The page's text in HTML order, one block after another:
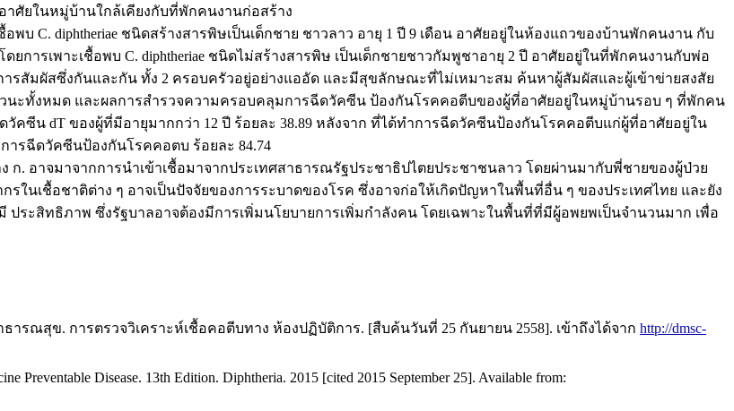
ศัยในหมู่บ้านใกล้เคียงกับที่พักคนงานก่อสร้าง
อพบ C. diphtheriae ชนิดสร้างสารพิษเป็นเด็กชาย ชาวลาว อายุ 1 ปี 9 เดือน อาศัยอยู่ในห้องแถวของบ้านพักคนงาน กับ
การเพาะเชื้อพบ C. diphtheriae ชนิดไม่สร้างสารพิษ เป็นเด็กชายชาวกัมพูชาอายุ 2 ปี อาศัยอยู่ในที่พักคนงานกับพ่อ
สัมผัสซึ่งกันและกัน ทั้ง 2 ครอบครัวอยู่อย่างแออัด และมีสุขลักษณะที่ไม่เหมาะสม ค้นหาผู้สัมผัสและผู้เข้าข่ายสงสัย
วนะทั้งหมด และผลการสำรวจความครอบคลุมการฉีดวัคซีน ป้องกันโรคคอตีบของผู้ที่อาศัยอยู่ในหมู่บ้านรอบ ๆ ที่พักคน
วัคซีน dT ของผู้ที่มีอายุมากกว่า 12 ปี ร้อยละ 38.89 หลังจาก ที่ได้ทำการฉีดวัคซีนป้องกันโรคคอตีบแก่ผู้ที่อาศัยอยู่ใน
รฉีดวัคซีนป้องกันโรคคอตบ ร้อยละ 84.74
ก. อาจมาจากการนำเข้าเชื้อมาจากประเทศสาธารณรัฐประชาธิปไตยประชาชนลาว โดยผ่านมากับพี่ชายของผู้ป่วย
ในเชื้อชาติต่าง ๆ อาจเป็นปัจจัยของการระบาดของโรค ซึ่งอาจก่อให้เกิดปัญหาในพื้นที่อื่น ๆ ของประเทศไทย และยัง
ระสิทธิภาพ ซึ่งรัฐบาลอาจต้องมีการเพิ่มนโยบายการเพิ่มกำลังคน โดยเฉพาะในพื้นที่ที่มีผู้อพยพเป็นจำนวนมาก เพื่อ
ณสุข. การตรวจวิเคราะห์เชื้อคอตีบทาง ห้องปฏิบัติการ. [สืบค้นวันที่ 25 กันยายน 2558]. เข้าถึงได้จาก http://dmsc-
Preventable Disease. 13th Edition. Diphtheria. 2015 [cited 2015 September 25]. Available from: